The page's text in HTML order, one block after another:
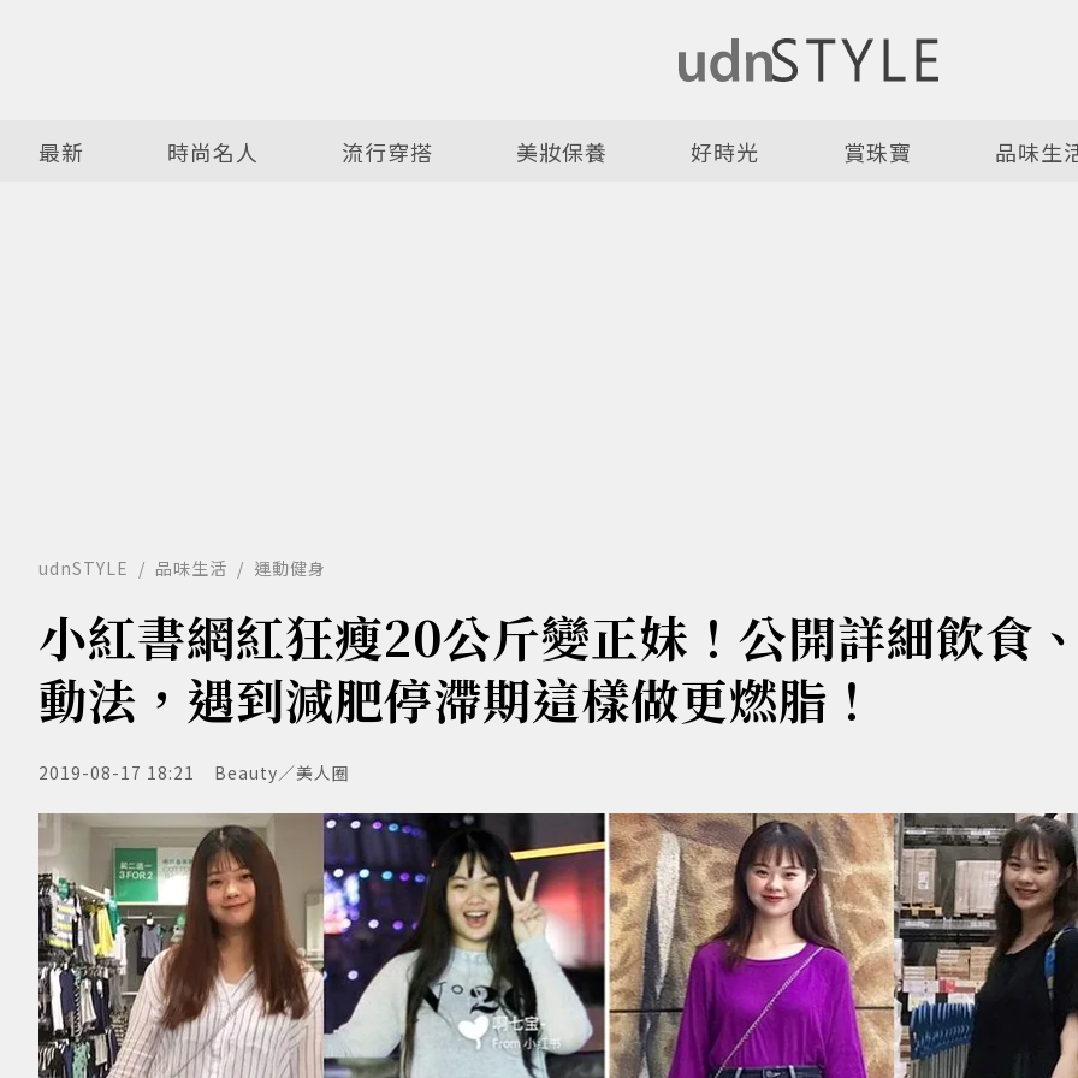
最新 時尚名人 流行穿搭 美妝保養 好時光 賞珠寶 品味生
udnSTYLE 品味生活 運動健身
小紅書網紅狂瘦20公斤變正妹！公開詳細飲食
動法，遇到減肥停滯期這樣做更燃脂！
2019-08-17 18:21 Beauty／美人圈